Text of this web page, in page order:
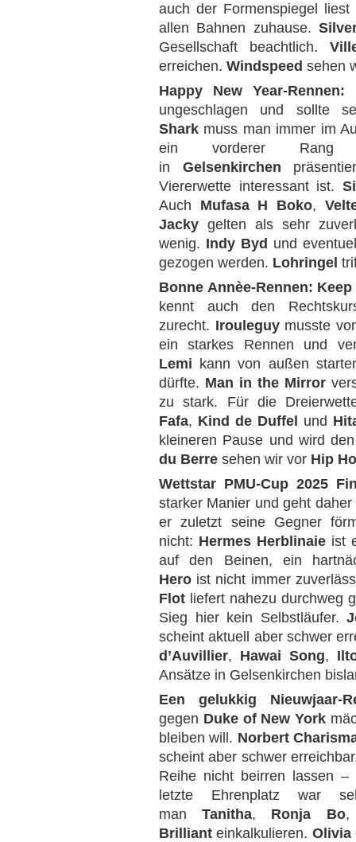
auch der Formenspiegel
allen Bahnen zuhause.
Gesellschaft beachtlich.
erreichen. Windspeed sehen
Happy New Year-Rennen:
ungeschlagen und sollte
Shark muss man immer im
ein vorderer Rang
in
Gelsenkirchen
Viererwette interessant ist.
Auch
Mufasa H Boko,
Jacky gelten als sehr
wenig. Indy Byd und
gezogen werden. Lohringel
Bonne Annèe-Rennen:
kennt auch den
zurecht. Irouleguymusste
ein starkes Rennen und
Lemi kann von außen
dürfte. Man in the Mirror
zu stark. Für die
Fafa, Kind de Duffel und
kleineren Pause und wird
du Berre sehen wir vor Hip
Wettstar PMU-Cup 2025
starker Manier und geht
er zuletzt seine Gegner
nicht: Hermes Herblinaieist
auf den Beinen, ein
Hero ist nicht immer
Flot liefert nahezu durchweg
Sieg hier kein Selbstläufer.
scheint aktuell aber schwer
d’Auvillier, Hawai Song,
Ansätze in Gelsenkirchen
Een gelukkig Nieuwjaar-
gegen Duke of New York
bleiben will. Norbert
scheint aber schwer
Reihe nicht beirren lassen
letzte Ehrenplatz war
man
Tanitha, Ronja Bo,
Brilliant einkalkulieren. Olivia